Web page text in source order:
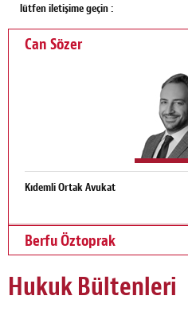
lütfen iletişime geçin :
Can Sözer
Kıdemli Ortak Avukat
Berfu Öztoprak
Hukuk Bültenleri